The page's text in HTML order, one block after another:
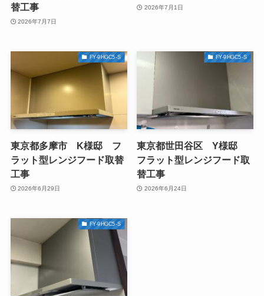
替工事
2026年7月7日
2026年7月1日
FY-9HGC5-S
東京都多摩市 K様邸 フ
ラット型レンジフード取替
工事
2026年6月29日
FY-9HGC5-S
東京都世田谷区 Y様邸
フラット型レンジフード取
替工事
2026年6月24日
FY-9HGC5-S